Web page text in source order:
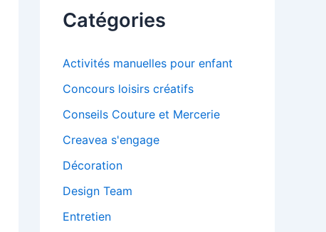
Catégories
Activités manuelles pour enfant
Concours loisirs créatifs
Conseils Couture et Mercerie
Creavea s'engage
Décoration
Design Team
Entretien